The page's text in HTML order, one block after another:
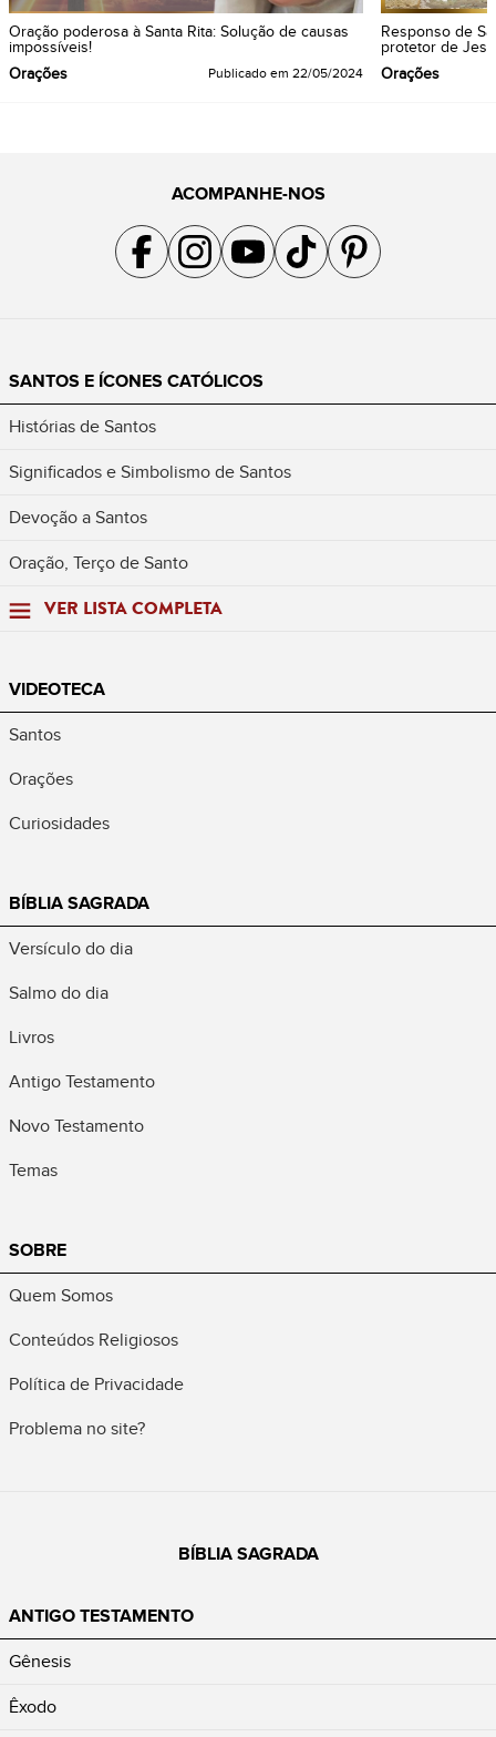
Oração poderosa à Santa Rita: Solução de causas
impossíveis!
Orações
Publicado em 22/05/2024
Responso de
protetor de
Orações
ACOMPANHE-NOS
Acompanhe a gente no Facebook
Acompanhe a gente no Instagram
Acompanhe a gente no YouTube
Acompanhe a gente no TikTok
Acompanhe a gente no
SANTOS E ÍCONES CATÓLICOS
Histórias de Santos
Significados e Simbolismo de Santos
Devoção a Santos
Oração, Terço de Santo
VER LISTA COMPLETA
VIDEOTECA
Santos
Orações
Curiosidades
BÍBLIA SAGRADA
Versículo do dia
Salmo do dia
Livros
Antigo Testamento
Novo Testamento
Temas
SOBRE
Quem Somos
Conteúdos Religiosos
Política de Privacidade
Problema no site?
BÍBLIA SAGRADA
ANTIGO TESTAMENTO
Gênesis
Êxodo